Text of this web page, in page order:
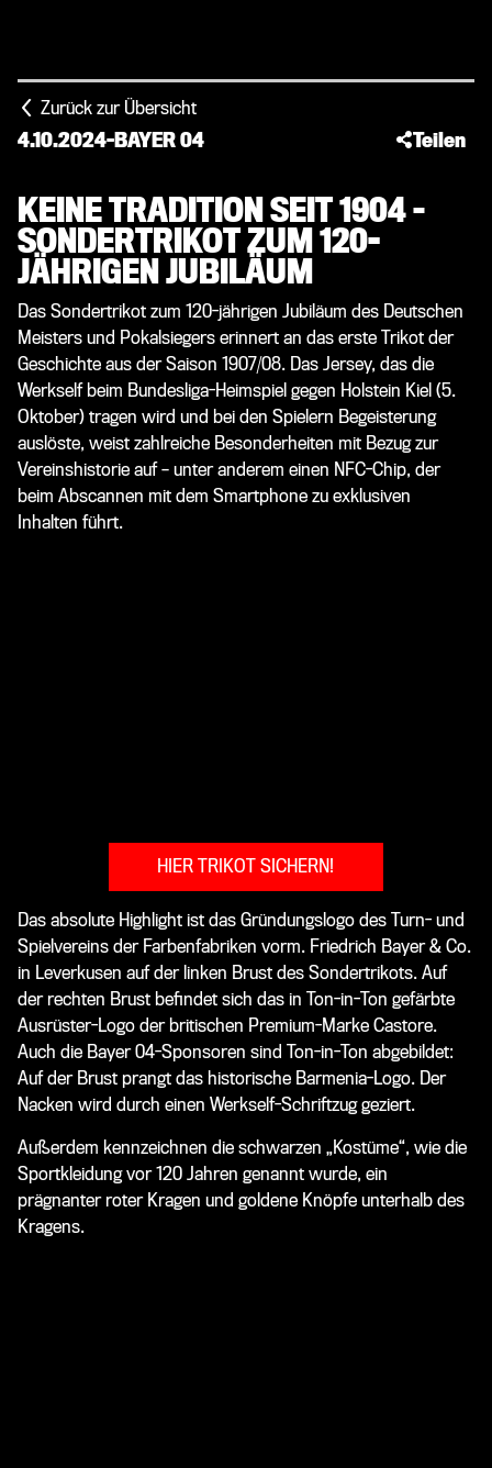
Zurück zur Übersicht
4.10.2024-BAYER 04 Teilen
KEINE TRADITION SEIT 1904 –
SONDERTRIKOT ZUM 120-
JÄHRIGEN JUBILÄUM
Das Sondertrikot zum 120-jährigen Jubiläum des Deutschen
Meisters und Pokalsiegers erinnert an das erste Trikot der
Geschichte aus der Saison 1907/08. Das Jersey, das die
Werkself beim Bundesliga-Heimspiel gegen Holstein Kiel (5.
Oktober) tragen wird und bei den Spielern Begeisterung
auslöste, weist zahlreiche Besonderheiten mit Bezug zur
Vereinshistorie auf – unter anderem einen NFC-Chip, der
beim Abscannen mit dem Smartphone zu exklusiven
Inhalten führt.
HIER TRIKOT SICHERN!
Das absolute Highlight ist das Gründungslogo des Turn- und
Spielvereins der Farbenfabriken vorm. Friedrich Bayer & Co.
in Leverkusen auf der linken Brust des Sondertrikots. Auf
der rechten Brust befindet sich das in Ton-in-Ton gefärbte
Ausrüster-Logo der britischen Premium-Marke Castore.
Auch die Bayer 04-Sponsoren sind Ton-in-Ton abgebildet:
Auf der Brust prangt das historische Barmenia-Logo. Der
Nacken wird durch einen Werkself-Schriftzug geziert.
Außerdem kennzeichnen die schwarzen „Kostüme“, wie die
Sportkleidung vor 120 Jahren genannt wurde, ein
prägnanter roter Kragen und goldene Knöpfe unterhalb des
Kragens.